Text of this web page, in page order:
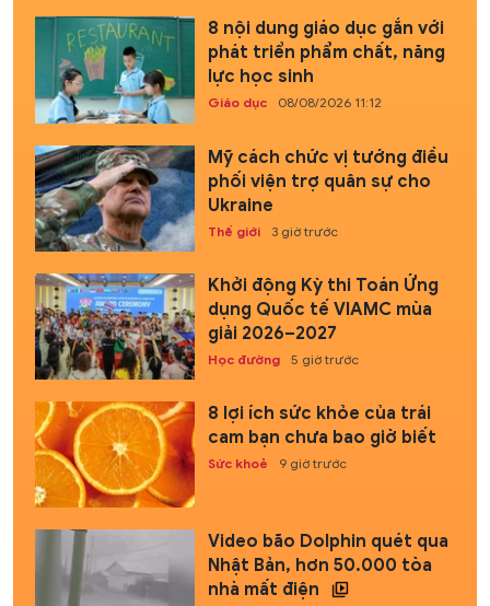
8 nội dung giáo dục gắn với
phát triển phẩm chất, năng
lực học sinh
Giáo dục 08/08/2026 11:12
Mỹ cách chức vị tướng điều
phối viện trợ quân sự cho
Ukraine
Thế giới 3 giờ trước
Khởi động Kỳ thi Toán Ứng
dụng Quốc tế VIAMC mùa
giải 2026–2027
Học đường 5 giờ trước
8 lợi ích sức khỏe của trái
cam bạn chưa bao giờ biết
Sức khoẻ 9 giờ trước
Video bão Dolphin quét qua
Nhật Bản, hơn 50.000 tòa
nhà mất điện